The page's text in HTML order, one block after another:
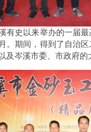
有史以来举办的一届
。期间，得到了自治
及岑溪市委、市政府的